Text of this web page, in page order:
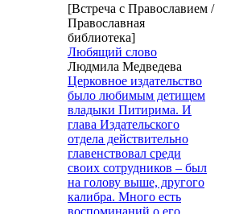
[Встреча с Православием /
Православная
библиотека]
Любящий слово
Людмила Медведева
Церковное издательство
было любимым детищем
владыки Питирима. И
глава Издательского
отдела действительно
главенствовал среди
своих сотрудников – был
на голову выше, другого
калибра. Много есть
воспоминаний о его